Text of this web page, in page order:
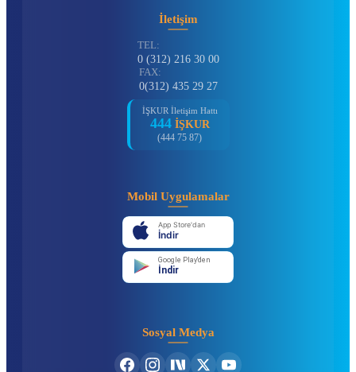
İletişim
TEL:
0 (312) 216 30 00
FAX:
0(312) 435 29 27
İŞKUR İletişim Hattı
444 İŞKUR
(444 75 87)
Mobil Uygulamalar
App Store'dan
İndir
Google Play'den
İndir
Sosyal Medya